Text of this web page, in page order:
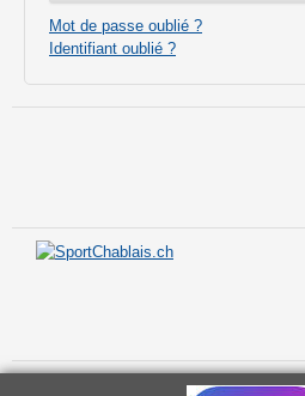
Mot de passe oublié ?
Identifiant oublié ?